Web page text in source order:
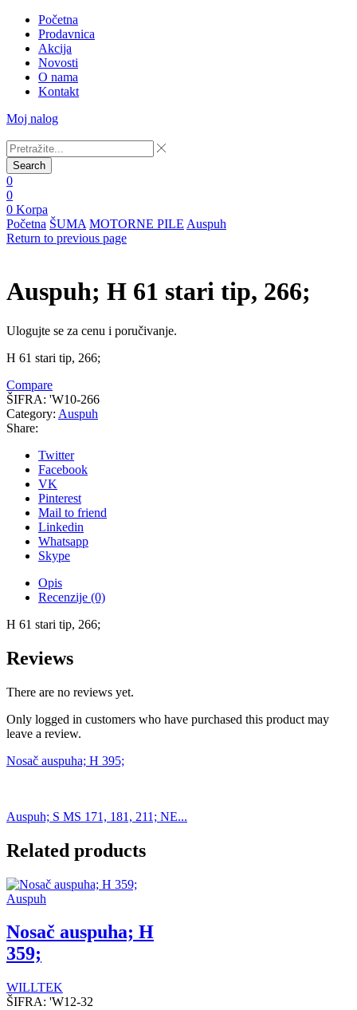
Početna
Prodavnica
Akcija
Novosti
O nama
Kontakt
Moj nalog
Search
0
0
0 Korpa
Početna ŠUMA MOTORNE PILE Auspuh
Return to previous page
Auspuh; H 61 stari tip, 266;
Ulogujte se za cenu i poručivanje.
H 61 stari tip, 266;
Compare
ŠIFRA: 'W10-266
Category: Auspuh
Share:
Twitter
Facebook
VK
Pinterest
Mail to friend
Linkedin
Whatsapp
Skype
Opis
Recenzije (0)
H 61 stari tip, 266;
Reviews
There are no reviews yet.
Only logged in customers who have purchased this product may
leave a review.
Nosač auspuha; H 395;
Auspuh; S MS 171, 181, 211; NE...
Related products
Auspuh
Nosač auspuha; H
359;
WILLTEK
ŠIFRA: 'W12-32